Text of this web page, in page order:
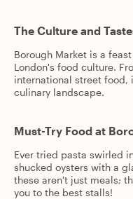
The Culture and
Borough Market is a
London's food culture.
international street food,
culinary landscape.
Must-Try Food at
Ever tried pasta swirled
shucked oysters with a
these aren't just meals;
you to the best stalls!